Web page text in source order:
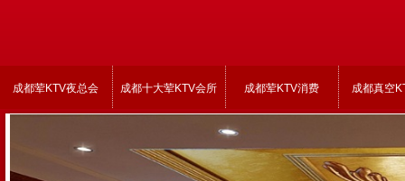
成都荤KTV夜总会 成都十大荤KTV会所 成都荤KTV消费 成都真空